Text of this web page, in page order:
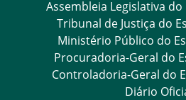
Assembleia Legislativa
Tribunal de Justiça do
Ministério Público do
Procuradoria-Geral do
Controladoria-Geral do
Diário